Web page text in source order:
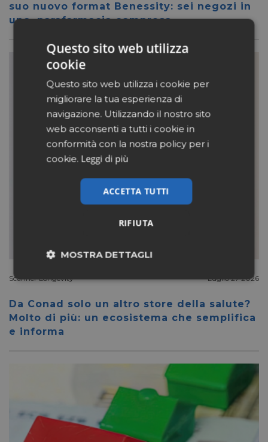
suo nuovo format Benessity: sei negozi in
uno, parafarmacia compresa
Scanner Longevity Luglio 27 2026
Da Conad solo un altro store della salute?
Molto di più: un ecosistema che semplifica
e informa
Questo sito web utilizza
cookie
Questo sito web utilizza i cookie per
migliorare la tua esperienza di
navigazione. Utilizzando il nostro sito
web acconsenti a tutti i cookie in
conformità con la nostra policy per i
cookie. Leggi di più
ACCETTA TUTTI
RIFIUTA
MOSTRA DETTAGLI
Necessari Marketing
Marketing Non classificati
I cookie necessari contribuiscono a rendere fruibile il